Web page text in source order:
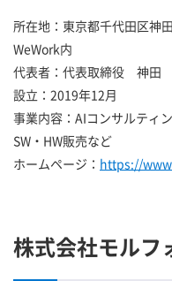
所在地：東京都千代田区神
WeWork内
代表者：代表取締役 神田
設立：2019年12月
事業内容：AIコンサルティ
SW・HW販売など
ホームページ： https://
株式会社モルフ